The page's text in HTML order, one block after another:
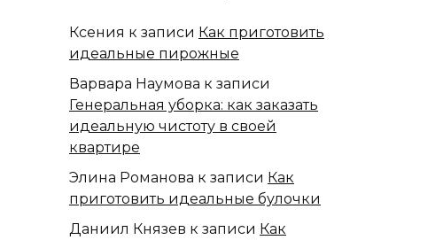
Ксения к записи Как приготовить
идеальные пирожные
Варвара Наумова к записи
Генеральная уборка: как заказать
идеальную чистоту в своей
квартире
Элина Романова к записи Как
приготовить идеальные булочки
Даниил Князев к записи Как